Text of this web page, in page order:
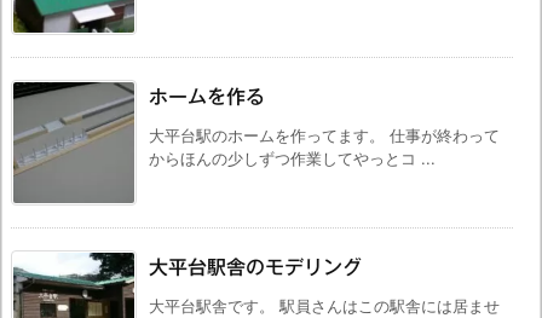
ホームを作る
大平台駅のホームを作ってます。 仕事が終わって
からほんの少しずつ作業してやっとコ ...
大平台駅舎のモデリング
大平台駅舎です。 駅員さんはこの駅舎には居ませ